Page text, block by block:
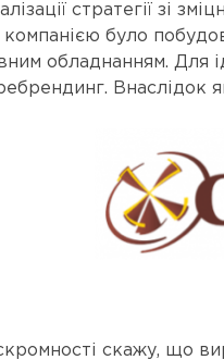
стратегії зі
було
обладнанням. Для
Внаслідок
скажу, що